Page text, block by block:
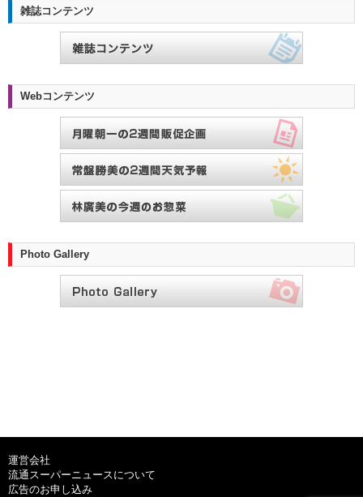
雑誌コンテンツ
Webコンテンツ
Photo Gallery
運営会社
流通スーパーニュースについて
広告のお申し込み